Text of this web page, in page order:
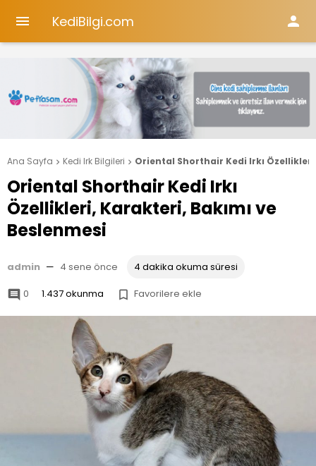
 KediBilgi.com 
Ana Sayfa  Kedi Irk Bilgileri  Oriental Shorthair Kedi Irkı
Oriental Shorthair Kedi Irkı
Özellikleri, Karakteri, Bakımı ve
Beslenmesi
admin — 4 sene önce 4 dakika okuma süresi
 0 1.437 okunma  Favorilere ekle